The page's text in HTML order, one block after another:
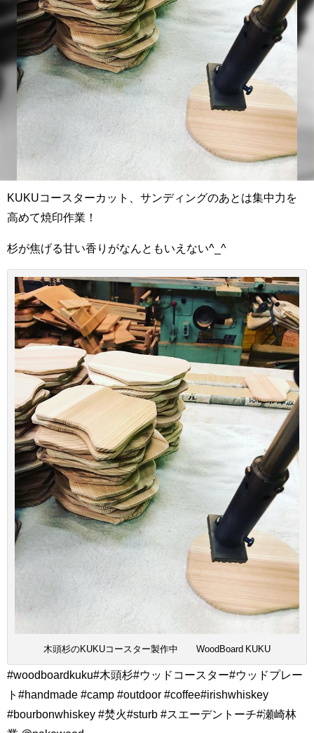
KUKUコースターカット、サンディングのあとは集中力を
高めて焼印作業！
杉が焦げる甘い香りがなんともいえない^_^
木頭杉のKUKUコースター製作中 WoodBoard KUKU
#woodboardkuku#木頭杉#ウッドコースター#ウッドプレー
ト#handmade #camp #outdoor #coffee#irishwhiskey
#bourbonwhiskey #焚火#sturb #スエーデントーチ#瀬崎林